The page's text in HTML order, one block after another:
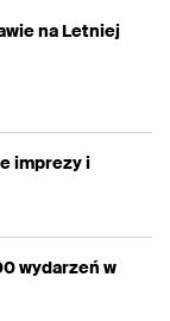
na Letniej
imprezy i
wydarzeń w